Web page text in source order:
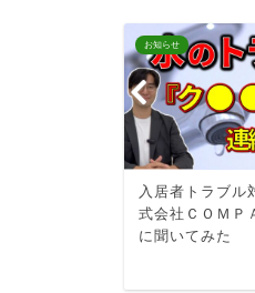
お知らせ
入居者トラブル
式会社ＣＯＭＰ
に聞いてみた